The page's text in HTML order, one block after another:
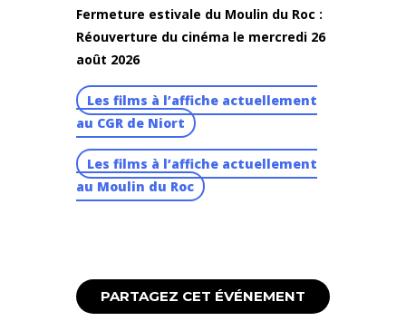
Fermeture estivale du Moulin du Roc :
Réouverture du cinéma le mercredi 26
août 2026
Les films à l’affiche actuellement
au CGR de Niort
Les films à l’affiche actuellement
au Moulin du Roc
PARTAGEZ CET ÉVÉNEMENT